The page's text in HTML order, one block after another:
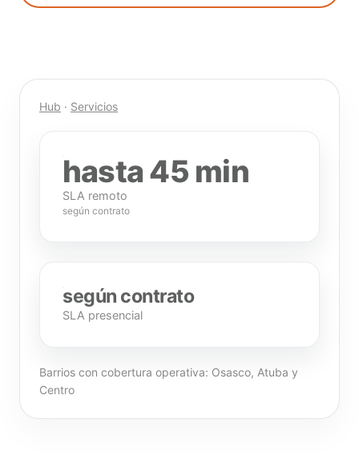
Hub · Servicios
hasta 45 min
SLA remoto
según contrato
según contrato
SLA presencial
Barrios con cobertura operativa: Osasco, Atuba y
Centro